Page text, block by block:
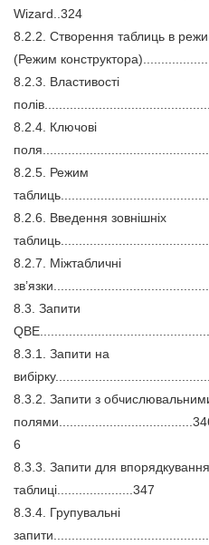
Wizard..324
8.2.2. Створення таблиць в
(Режим
8.2.3. Властивості
8.2.4. Ключові
8.2.5. Режим
8.2.6. Введення зовнішніх
8.2.7. Міжтабличні
8.3. Запити
8.3.1. Запити на
8.3.2. Запити з
6
8.3.3. Запити для впорядкування
таблиці.....................347
8.3.4. Групувальні